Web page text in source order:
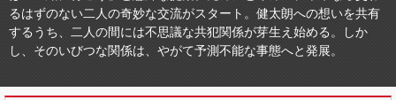
るはずのない二人の奇妙な交流がスタート。健太朗への想いを共有
するうち、二人の間には不思議な共犯関係が芽生え始める。しか
し、そのいびつな関係は、やがて予測不能な事態へと発展。